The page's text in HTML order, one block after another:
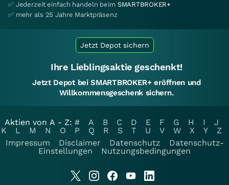
✅ Jederzeit einfach handeln beim SMARTBROKER+
✅ mehr als 25 Jahre Marktpräsenz
Jetzt Depot sichern
Ihre Lieblingsaktie geschenkt!
Jetzt Depot bei SMARTBROKER+ eröffnen und
Willkommensgeschenk sichern.
Aktien von A - Z: # A B C D E F G H I
J
K
L M N O P Q R S T U V W X Y
Z
Impressum
Disclaimer Datenschutz
Datenschutz-
Einstellungen
Nutzungsbedingungen